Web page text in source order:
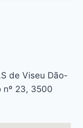
de Viseu Dão-
nº 23, 3500